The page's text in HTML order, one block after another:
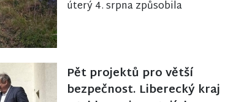
úterý 4. srpna způsobila
Pět projektů pro větší
bezpečnost. Liberecký kraj